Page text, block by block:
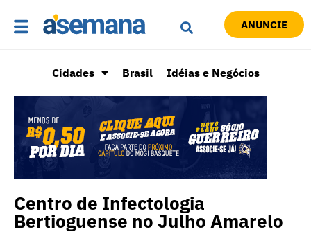
ANUNCIE
Cidades Brasil Idéias e Negócios
Centro de Infectologia
Bertioguense no Julho Amarelo